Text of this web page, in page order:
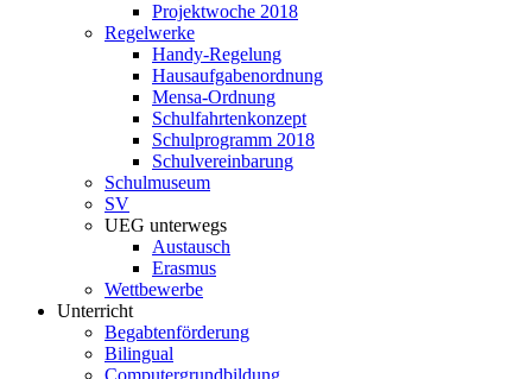
Projektwoche 2018
Regelwerke
Handy-Regelung
Hausaufgabenordnung
Mensa-Ordnung
Schulfahrtenkonzept
Schulprogramm 2018
Schulvereinbarung
Schulmuseum
SV
UEG unterwegs
Austausch
Erasmus
Wettbewerbe
Unterricht
Begabtenförderung
Bilingual
Computergrundbildung